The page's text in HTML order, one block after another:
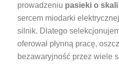
prowadzeniu pasieki o
sercem miodarki
silnik. Dlatego
oferował płynną pracę,
bezawaryjność przez wiele